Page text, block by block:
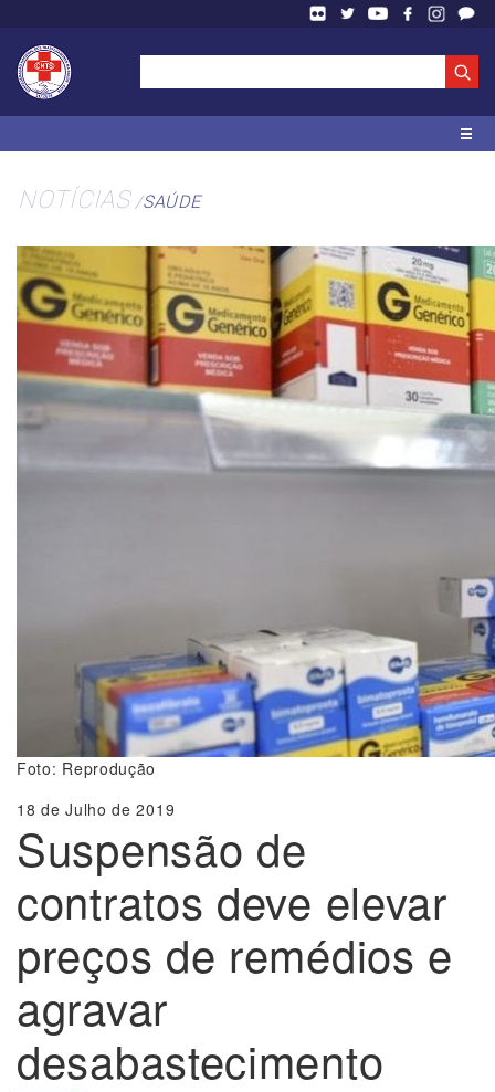
NOTÍCIAS SAÚDE
Foto: Reprodução
18 de Julho de 2019
Suspensão de
contratos deve elevar
preços de remédios e
agravar
desabastecimento